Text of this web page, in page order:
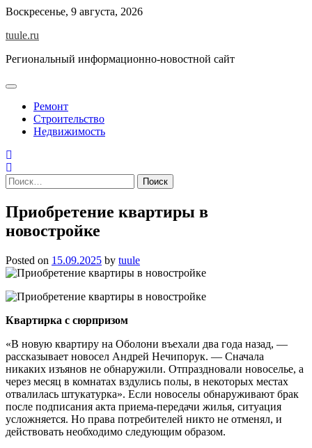
Skip
content
Воскресенье, 9 августа, 2026
tuule.ru
Региональный информационно-новостной сайт
Ремонт
Строительство
Недвижимость
Найти:
Приобретение квартиры в
новостройке
Posted on 15.09.2025 by tuule
Квартирка с сюрпризом
«В новую квартиру на Оболони въехали два года назад, —
рассказывает новосел Андрей Нечипорук. — Сначала
никаких изъянов не обнаружили. Отпраздновали новоселье, а
через месяц в комнатах вздулись полы, в некоторых местах
отвалилась штукатурка». Если новоселы обнаруживают брак
после подписания акта приема-передачи жилья, ситуация
усложняется. Но права потребителей никто не отменял, и
действовать необходимо следующим образом.